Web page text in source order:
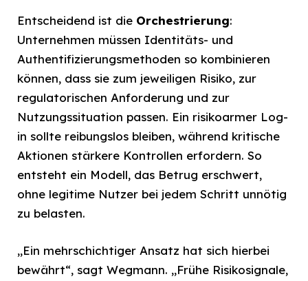
Entscheidend ist die Orchestrierung:
Unternehmen müssen Identitäts- und
Authentifizierungsmethoden so kombinieren
können, dass sie zum jeweiligen Risiko, zur
regulatorischen Anforderung und zur
Nutzungssituation passen. Ein risikoarmer Log-
in sollte reibungslos bleiben, während kritische
Aktionen stärkere Kontrollen erfordern. So
entsteht ein Modell, das Betrug erschwert,
ohne legitime Nutzer bei jedem Schritt unnötig
zu belasten.
„Ein mehrschichtiger Ansatz hat sich hierbei
bewährt“, sagt Wegmann. „Frühe Risikosignale,